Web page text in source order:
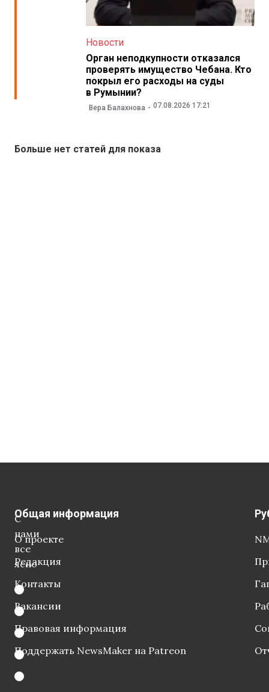
Новости
Орган неподкупности отказался
проверять имущество Чебана. Кто
покрыл его расходы на суды
в Румынии?
Вера Балахнова 07.08.2026 17:21
Больше нет статей для показа
С
нами
все
ясно
Общая информация
О проекте
Редакция
Контакты
Вакансии
Правовая информация
Поддержать NewsMaker на Patreon